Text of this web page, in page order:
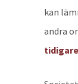
kan
andra